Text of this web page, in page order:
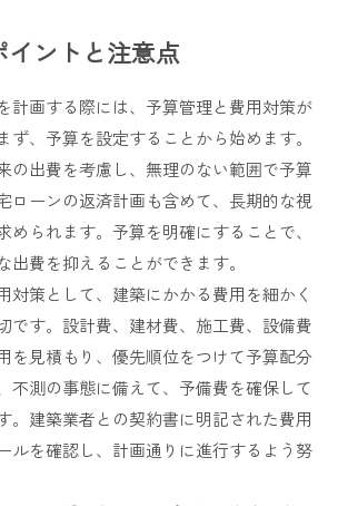
ントと注意点
計画する際には、予算管理と費用対策が
ず、予算を設定することから始めます。
の出費を考慮し、無理のない範囲で予算
ローンの返済計画も含めて、長期的な視
められます。予算を明確にすることで、
出費を抑えることができます。
対策として、建築にかかる費用を細かく
です。設計費、建材費、施工費、設備費
を見積もり、優先順位をつけて予算配分
不測の事態に備えて、予備費を確保して
。建築業者との契約書に明記された費用
ルを確認し、計画通りに進行するよう努